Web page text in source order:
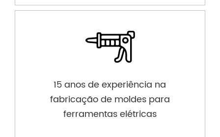
15 anos de experiência na
fabricação de moldes para
ferramentas elétricas